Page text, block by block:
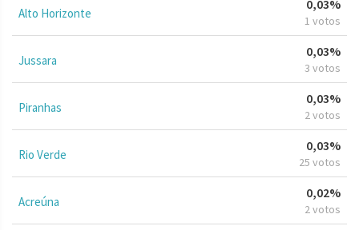
Alto Horizonte
0,03%
1 votos
Jussara
0,03%
3 votos
Piranhas
0,03%
2 votos
Rio Verde
0,03%
25 votos
Acreúna
0,02%
2 votos